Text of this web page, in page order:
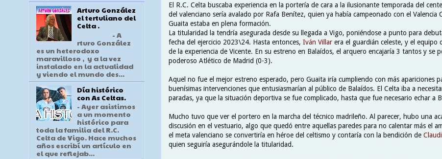
El R.C. Celta buscaba experiencia en la portería de cara a la ilusionante temporada del
del valenciano sería avalado por Rafa Benítez, quien ya había campeonado con el Valencia
Guaita estaba en plena formación.
La titularidad la tendría asegurada desde su llegada a Vigo, poniéndose a punto para
fecha del ejercicio 2023\24. Hasta entonces, Iván Villar era el guardián celeste, y el equipo
de la experiencia de Vicente. En su estreno en Balaídos, el arquero encajaría 3 tantos y se
poderoso Atlético de Madrid (0-3).
Aquel no fue el mejor estreno esperado, pero Guaita iría cumpliendo con más apariciones
buenísimas intervenciones que entusiasmarían al público de Balaídos. El Celta iba a
paradas, ya que la situación deportiva se fue complicado, hasta que fue necesario echar a
Mucho tuvo que ver el portero en la marcha del técnico madrileño. Al parecer, hubo una
discusión en el vestuario, algo que quedó entre aquellas paredes para no calentar más el
el meta valenciano se convertiría en héroe del celtismo y contaría con la bendición de
quien seguiría asegurándole la titularidad.
Arturo González
el tertuliano del
Celta .
- A
rturo González
es un heterodoxo
maravilloso , y a la vez
instalado en la actualidad
y viendo el mundo des...
Día histórico
con As Celtas.
- Ayer asistimos
a un momento
histórico para
toda la familia del R.C.
Celta de Vigo. Hace muchos
años escribí un artículo en
el que reflejab...